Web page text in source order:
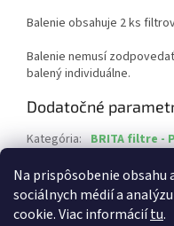
Na prispôsobenie
sociálnych médií a
cookie. Viac informáciítu.
Balenie obsahuje 2 ks
Balenie nemusí
balený individuálne.
Dodatočné
Kategória: BRITA filtre -